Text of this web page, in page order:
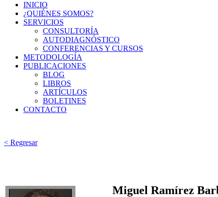
INICIO
¿QUIÉNES SOMOS?
SERVICIOS
CONSULTORÍA
AUTODIAGNÓSTICO
CONFERENCIAS Y CURSOS
METODOLOGÍA
PUBLICACIONES
BLOG
LIBROS
ARTÍCULOS
BOLETINES
CONTACTO
< Regresar
Miguel Ramírez